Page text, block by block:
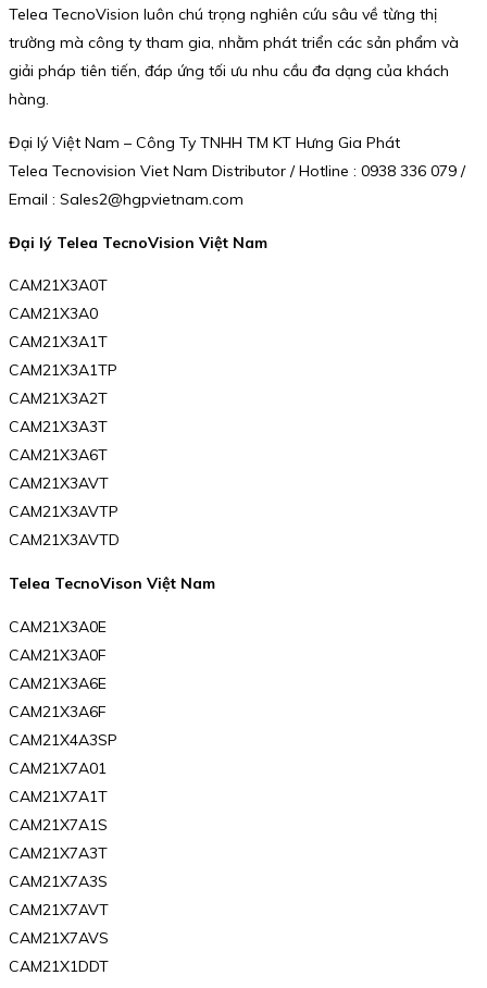
Telea TecnoVision luôn chú trọng nghiên cứu sâu về từng thị
trường mà công ty tham gia, nhằm phát triển các sản phẩm và
giải pháp tiên tiến, đáp ứng tối ưu nhu cầu đa dạng của khách
hàng.
Đại lý Việt Nam – Công Ty TNHH TM KT Hưng Gia Phát
Telea Tecnovision Viet Nam Distributor / Hotline : 0938 336 079 /
Email : Sales2@hgpvietnam.com
Đại lý Telea TecnoVision Việt Nam
CAM21X3A0T
CAM21X3A0
CAM21X3A1T
CAM21X3A1TP
CAM21X3A2T
CAM21X3A3T
CAM21X3A6T
CAM21X3AVT
CAM21X3AVTP
CAM21X3AVTD
Telea TecnoVison Việt Nam
CAM21X3A0E
CAM21X3A0F
CAM21X3A6E
CAM21X3A6F
CAM21X4A3SP
CAM21X7A01
CAM21X7A1T
CAM21X7A1S
CAM21X7A3T
CAM21X7A3S
CAM21X7AVT
CAM21X7AVS
CAM21X1DDT